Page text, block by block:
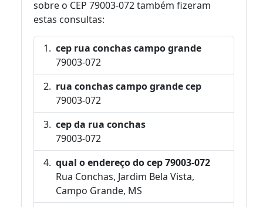
sobre o CEP 79003-072 também fizeram
estas consultas:
cep rua conchas campo grande
79003-072
rua conchas campo grande cep
79003-072
cep da rua conchas
79003-072
qual o endereço do cep 79003-072
Rua Conchas, Jardim Bela Vista,
Campo Grande, MS